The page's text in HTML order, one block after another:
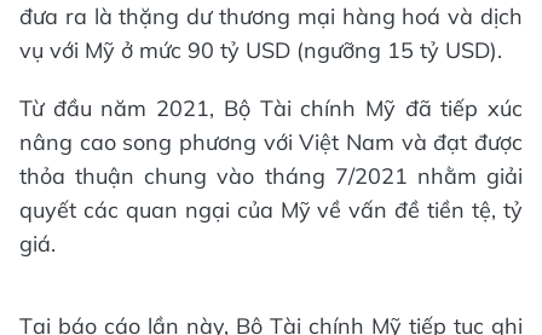
đưa ra là thặng dư thương mại hàng hoá và dịch
vụ với Mỹ ở mức 90 tỷ USD (ngưỡng 15 tỷ USD).
Từ đầu năm 2021, Bộ Tài chính Mỹ đã tiếp xúc
nâng cao song phương với Việt Nam và đạt được
thỏa thuận chung vào tháng 7/2021 nhằm giải
quyết các quan ngại của Mỹ về vấn đề tiền tệ, tỷ
giá.
Tại báo cáo lần này, Bộ Tài chính Mỹ tiếp tục ghi